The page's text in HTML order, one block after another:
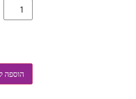
הוספה